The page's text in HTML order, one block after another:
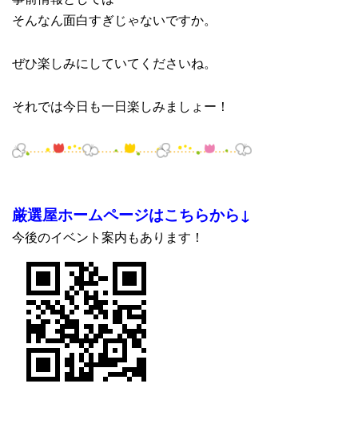
そんなん面白すぎじゃないですか。
ぜひ楽しみにしていてくださいね。
それでは今日も一日楽しみましょー！
厳選屋ホームページはこちらから↓
今後のイベント案内もあります！